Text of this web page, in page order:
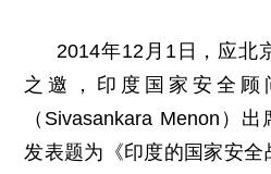
2014年12月1日，应北
之邀，印度国家安全顾
（Sivasankara Menon）
发表题为《印度的国家安